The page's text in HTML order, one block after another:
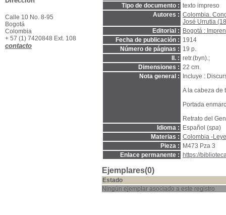
Tipo de documento : texto impreso
Autores : Colombia.
José Urrutia
Editorial :
Bogotá :
Fecha de publicación : 1914
Número de páginas : 19 p.
Il. : retr.(byn).;
Dimensiones : 22 cm.
Nota general :
Incluye :
A la cabeza de
Portada
Retrato del
Idioma :
Español (spa)
Materias : Colombia -
Pieza :
M473 Pza 3
Enlace permanente :
https://
Ejemplares(0)
Estado
Ningún ejemplar asociado a este registro
Calle 10 No. 8-95
Bogotá
Colombia
+ 57 (1) 7420848 Ext. 108
contacto